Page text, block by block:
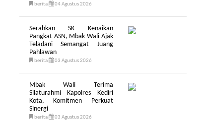
berita 04 Agustus 2026
Serahkan SK Kenaikan
Pangkat ASN, Mbak Wali Ajak
Teladani Semangat Juang
Pahlawan
berita 03 Agustus 2026
Mbak Wali Terima
Silaturahmi Kapolres Kediri
Kota, Komitmen Perkuat
Sinergi
berita 03 Agustus 2026